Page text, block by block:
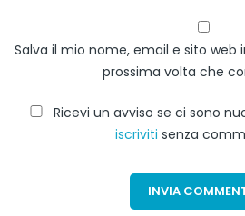
Salva il mio nome, email e sito web
prossima volta che
Ricevi un avviso se ci sono
iscriviti senza